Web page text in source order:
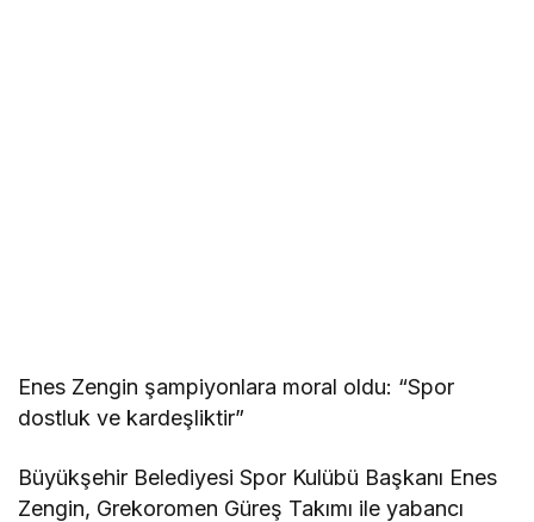
Enes Zengin şampiyonlara moral oldu: “Spor
dostluk ve kardeşliktir”
Büyükşehir Belediyesi Spor Kulübü Başkanı Enes
Zengin, Grekoromen Güreş Takımı ile yabancı